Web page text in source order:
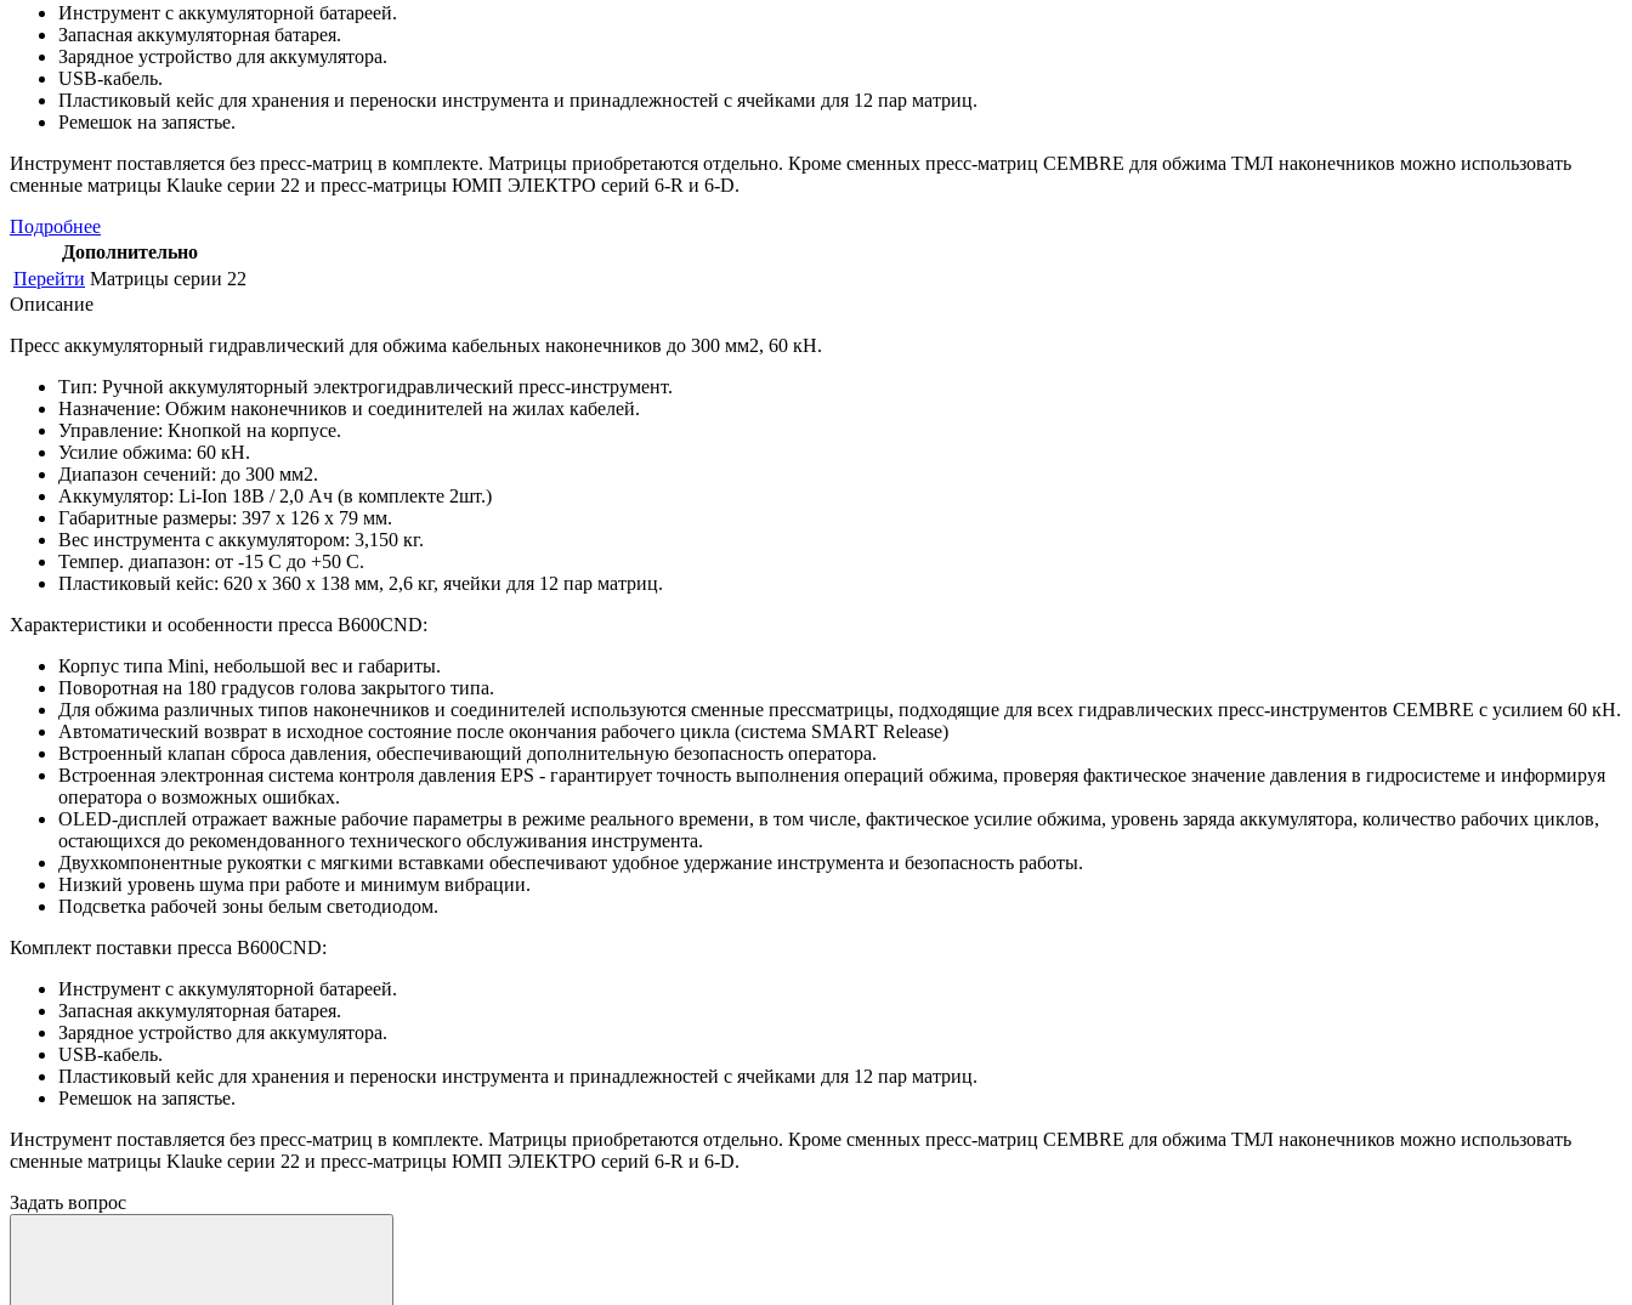
Инструмент с аккумуляторной батареей.
Запасная аккумуляторная батарея.
Зарядное устройство для аккумулятора.
USB-кабель.
Пластиковый кейс для хранения и переноски инструмента и принадлежностей с ячейками для 12 пар матриц.
Ремешок на запястье.
Инструмент поставляется без пресс-матриц в комплекте. Матрицы приобретаются отдельно. Кроме сменных пресс-матриц CEMBRE для обжима ТМЛ наконечников можно использовать
сменные матрицы Klauke серии 22 и пресс-матрицы ЮМП ЭЛЕКТРО серий 6-R и 6-D.
Подробнее
Дополнительно
Перейти Матрицы серии 22
Описание
Пресс аккумуляторный гидравлический для обжима кабельных наконечников до 300 мм2, 60 кН.
Тип: Ручной аккумуляторный электрогидравлический пресс-инструмент.
Назначение: Обжим наконечников и соединителей на жилах кабелей.
Управление: Кнопкой на корпусе.
Усилие обжима: 60 кН.
Диапазон сечений: до 300 мм2.
Аккумулятор: Li-Ion 18В / 2,0 Aч (в комплекте 2шт.)
Габаритные размеры: 397 х 126 х 79 мм.
Вес инструмента с аккумулятором: 3,150 кг.
Темпер. диапазон: от -15 С до +50 С.
Пластиковый кейс: 620 x 360 x 138 мм, 2,6 кг, ячейки для 12 пар матриц.
Характеристики и особенности пресса B600CND:
Корпус типа Mini, небольшой вес и габариты.
Поворотная на 180 градусов голова закрытого типа.
Для обжима различных типов наконечников и соединителей используются сменные прессматрицы, подходящие для всех гидравлических пресс-инструментов CEMBRE с усилием 60 кН.
Автоматический возврат в исходное состояние после окончания рабочего цикла (система SMART Release)
Встроенный клапан сброса давления, обеспечивающий дополнительную безопасность оператора.
Встроенная электронная система контроля давления EPS - гарантирует точность выполнения операций обжима, проверяя фактическое значение давления в гидросистеме и информируя
оператора о возможных ошибках.
OLED-дисплей отражает важные рабочие параметры в режиме реального времени, в том числе, фактическое усилие обжима, уровень заряда аккумулятора, количество рабочих циклов,
остающихся до рекомендованного технического обслуживания инструмента.
Двухкомпонентные рукоятки с мягкими вставками обеспечивают удобное удержание инструмента и безопасность работы.
Низкий уровень шума при работе и минимум вибрации.
Подсветка рабочей зоны белым светодиодом.
Комплект поставки пресса B600CND:
Инструмент с аккумуляторной батареей.
Запасная аккумуляторная батарея.
Зарядное устройство для аккумулятора.
USB-кабель.
Пластиковый кейс для хранения и переноски инструмента и принадлежностей с ячейками для 12 пар матриц.
Ремешок на запястье.
Инструмент поставляется без пресс-матриц в комплекте. Матрицы приобретаются отдельно. Кроме сменных пресс-матриц CEMBRE для обжима ТМЛ наконечников можно использовать
сменные матрицы Klauke серии 22 и пресс-матрицы ЮМП ЭЛЕКТРО серий 6-R и 6-D.
Задать вопрос